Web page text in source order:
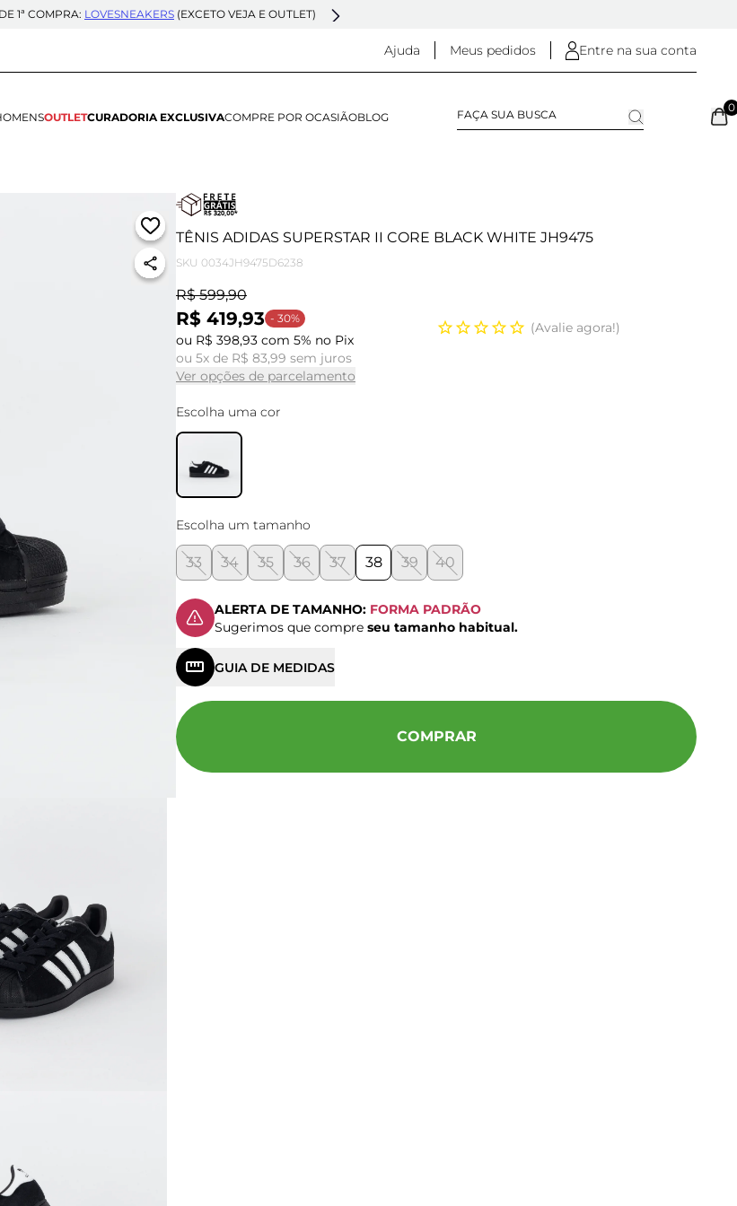
1ª COMPRA: LOVESNEAKERS (EXCETO VEJA E OUTLET)
Ajuda Meus pedidos Entre na sua conta
OUTLETCURADORIA EXCLUSIVACOMPRE POR OCASIÃOBLOG
0
TÊNIS ADIDAS SUPERSTAR II CORE BLACK WHITE JH9475
SKU 0034JH9475D6238
R$ 599,90
R$ 419,93 - 30%
ou R$ 398,93 com 5% no Pix
ou 5x de R$ 83,99 sem juros
Ver opções de parcelamento
Avalie agora!
Escolha uma cor
Escolha um tamanho
33 34 35 36 37 38 39 40
ALERTA DE TAMANHO: FORMA PADRÃO
Sugerimos que compre seu tamanho habitual.
GUIA DE MEDIDAS
COMPRAR